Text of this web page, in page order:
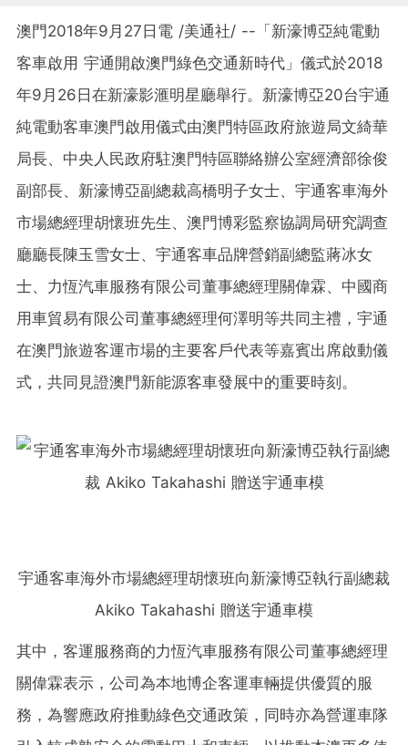
澳門2018年9月27日電 /美通社/ -- 「新濠博亞純電動
客車啟用 宇通開啟澳門綠色交通新時代 」儀式於2018
年9月26日在新濠影滙明星廳舉行。 新濠博亞20台宇通
純電動客車澳門啟用儀式由澳門特區政府旅遊局文綺華
局長、中央人民政府駐澳門特區聯絡辦公室經濟部徐俊
副部長、新濠博亞副總裁高橋明子女士、宇通客車海外
市場總經理胡懷班先生、澳門博彩監察協調局研究調查
廳廳長陳玉雪女士、宇通客車品牌營銷副總監蔣冰女
士、力恆汽車服務有限公司董事總經理關偉霖、中國商
用車貿易有限公司董事總經理何澤明等共同主禮，宇通
在澳門旅遊客運市場的主要客戶代表等嘉賓出席啟動儀
式，共同見證澳門新能源客車發展中的重要時刻。
宇通客車海外市場總經理胡懷班向新濠博亞執行副總裁
Akiko Takahashi 贈送宇通車模
其中 ， 客運服務商的力恆汽車服務有限公司董事總經理
關偉霖表示，公司為本地博企客運車輛提供優質的服
務，為響應政府推動綠色交通政策，同時亦為營運車隊